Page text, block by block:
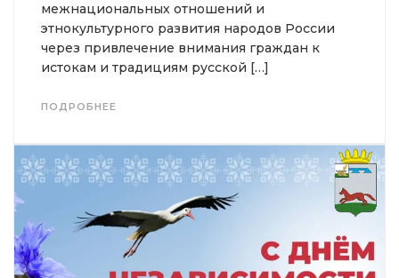
межнациональных отношений и
этнокультурного развития народов России
через привлечение внимания граждан к
истокам и традициям русской […]
ПОДРОБНЕЕ